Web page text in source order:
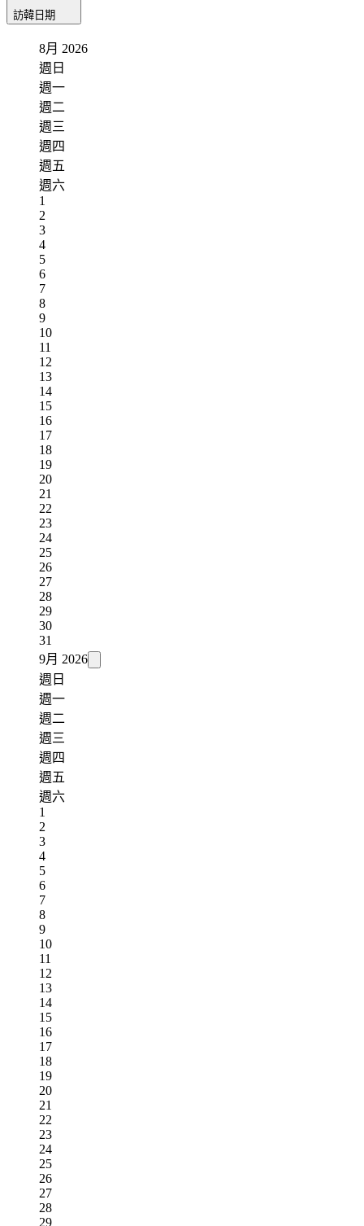
訪韓日期
8月 2026
週日
週一
週二
週三
週四
週五
週六
1
2
3
4
5
6
7
8
9
10
11
12
13
14
15
16
17
18
19
20
21
22
23
24
25
26
27
28
29
30
31
9月 2026
週日
週一
週二
週三
週四
週五
週六
1
2
3
4
5
6
7
8
9
10
11
12
13
14
15
16
17
18
19
20
21
22
23
24
25
26
27
28
29